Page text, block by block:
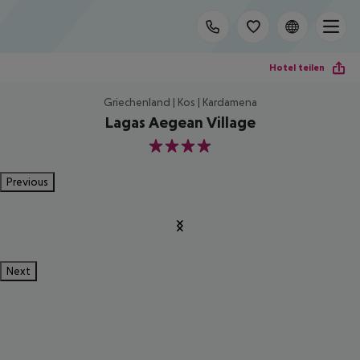
Hotel teilen
Griechenland | Kos | Kardamena
Lagas Aegean Village
4
Previous
Next